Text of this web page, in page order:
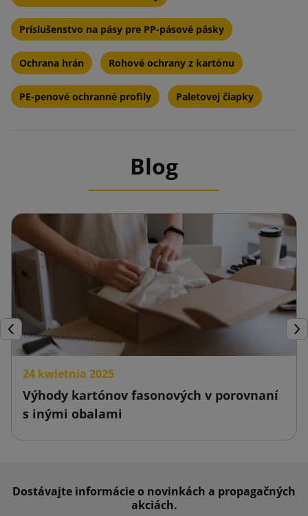
Príslušenstvo na pásy pre PP-pásové pásky
Ochrana hrán Rohové ochrany z kartónu
PE-penové ochranné profily Paletovej čiapky
Blog
Späť
24 kwietnia 2025
Výhody kartónov fasonových v porovnaní
s inými obalami
Dostávajte informácie o novinkách a propagačných
akciách.